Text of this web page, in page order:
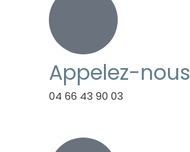
Appelez-nous
04 66 43 90 03